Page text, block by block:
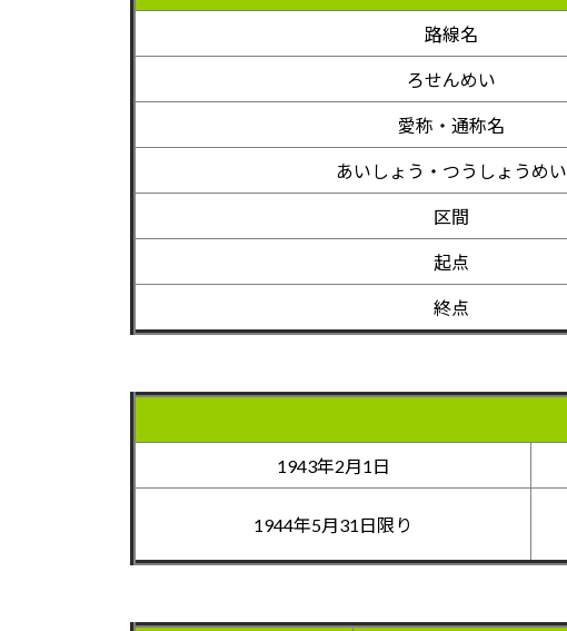
路線名
ろせんめい
愛称・通称名
あいしょう・つうしょうめい
区間
起点
終点
1943年2月1日
1944年5月31日限り